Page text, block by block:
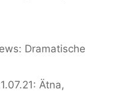
Dramatische
Ätna,